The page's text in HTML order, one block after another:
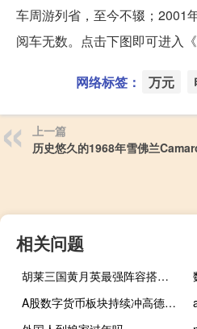
车周游列省，至今不辍；2001
阅车无数。点击下图即可进入《
网络标签： 万元
上一篇
历史悠久的1968年雪佛兰
相关问题
胡莱三国黄月英最强阵容搭配（胡莱三国黄月英）
A股数字货币板块持续冲高德胜科技、梦网科技触及涨停高伟达涨超5%中科江南涨超7%新国都、信息发展、银之杰涨超6%